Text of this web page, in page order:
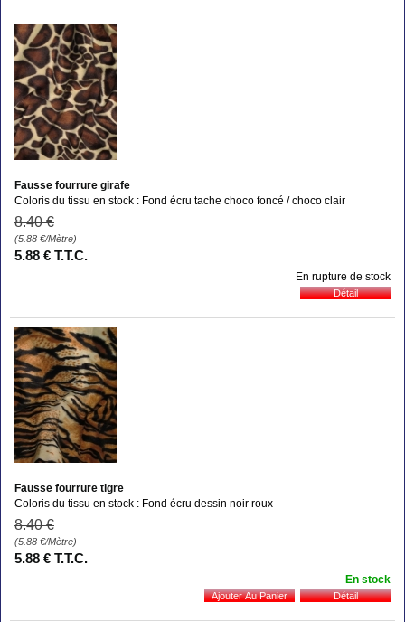
Fausse fourrure girafe
Coloris du tissu en stock : Fond écru tache choco foncé / choco clair
8.40 €
(5.88 €/Mètre)
5.88 € T.T.C.
En rupture de stock
Fausse fourrure tigre
Coloris du tissu en stock : Fond écru dessin noir roux
8.40 €
(5.88 €/Mètre)
5.88 € T.T.C.
En stock